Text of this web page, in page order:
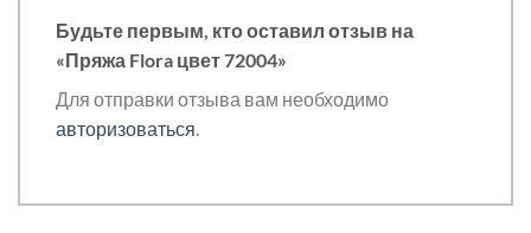
Будьте первым, кто оставил отзыв на
«Пряжа Flora цвет 72004»
Для отправки отзыва вам необходимо
авторизоваться.